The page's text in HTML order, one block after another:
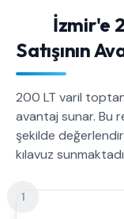
İzmir'e
Satışının
200 LT varil
avantaj sunar. Bu
şekilde
kılavuz
1